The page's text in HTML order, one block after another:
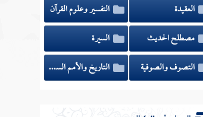
العقيدة
التفسير وعلوم القرآن
مصطلح الحديث
السيرة
التصوف والصوفية
التاريخ والأمم السابقة